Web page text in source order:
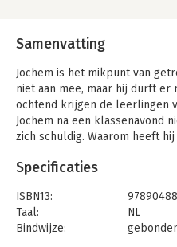
Samenvatting
Jochem is het mikpunt van
niet aan mee, maar hij durft er
ochtend krijgen de leerlingen
Jochem na een klassenavond
zich schuldig. Waarom heeft
Dan vinden ze Jochems tas in
Specificaties
ISBN13:
Taal:
NL
Bindwijze: